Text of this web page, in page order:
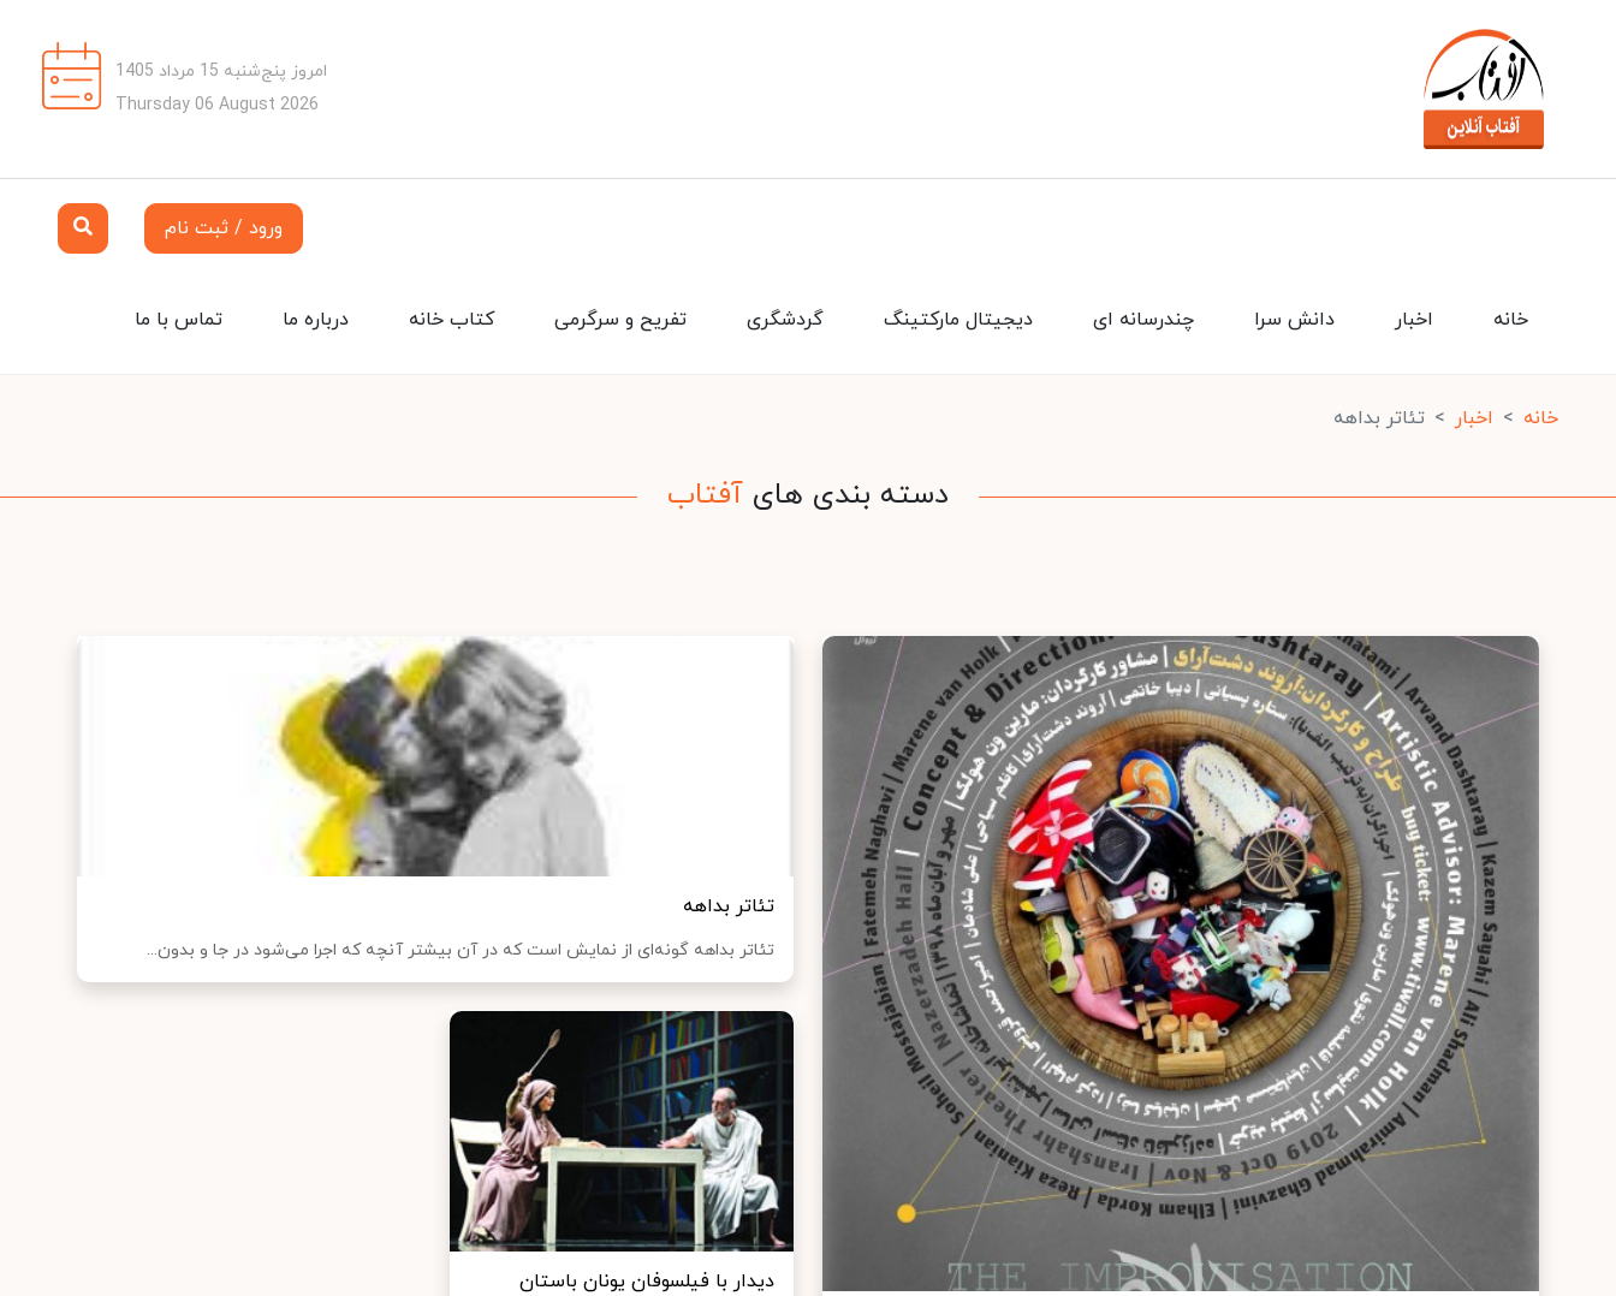
امروز پنج‌شنبه 15 مرداد 1405
Thursday 06 August 2026
ورود / ثبت نام
تماس با ما درباره ما کتاب خانه تفریح و سرگرمی گردشگری دیجیتال مارکتینگ چندرسانه ای دانش سرا اخبار خانه
خانه اخبار تئاتر بداهه
دسته بندی های آفتاب
تئاتر بداهه
تئاتر بداهه گونه‌ای از نمایش است که در آن بیشتر آنچه که اجرا می‌شود در جا و بدون...
دیدار با فیلسوفان یونان باستان